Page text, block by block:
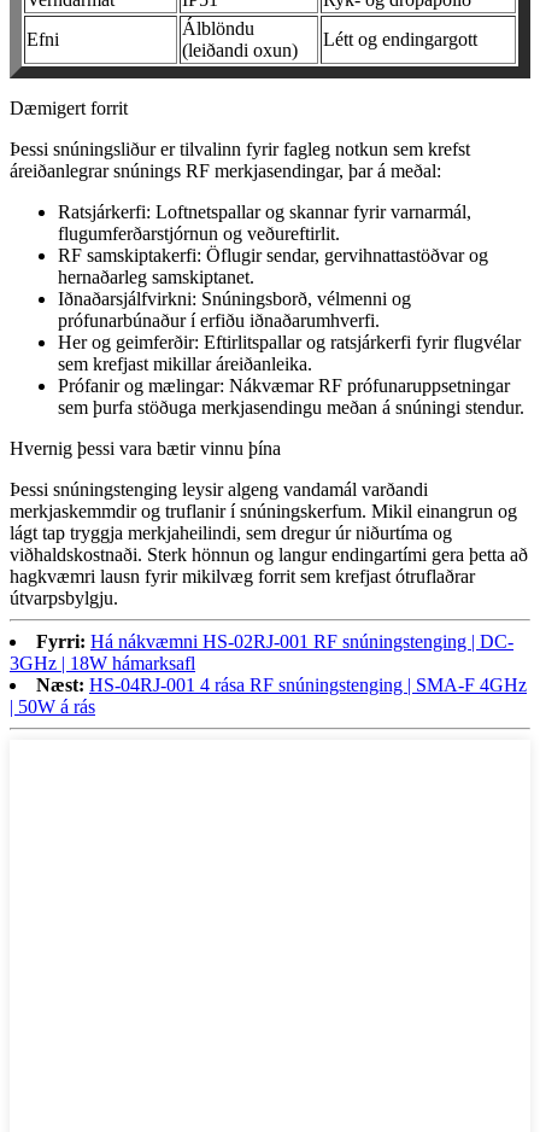
Efni
Álblöndu
(leiðandi oxun)
Létt og endingargott
Dæmigert forrit
Þessi snúningsliður er tilvalinn fyrir fagleg notkun sem krefst
áreiðanlegrar snúnings RF merkjasendingar, þar á meðal:
Ratsjárkerfi: Loftnetspallar og skannar fyrir varnarmál,
flugumferðarstjórnun og veðureftirlit.
RF samskiptakerfi: Öflugir sendar, gervihnattastöðvar og
hernaðarleg samskiptanet.
Iðnaðarsjálfvirkni: Snúningsborð, vélmenni og
prófunarbúnaður í erfiðu iðnaðarumhverfi.
Her og geimferðir: Eftirlitspallar og ratsjárkerfi fyrir flugvélar
sem krefjast mikillar áreiðanleika.
Prófanir og mælingar: Nákvæmar RF prófunaruppsetningar
sem þurfa stöðuga merkjasendingu meðan á snúningi stendur.
Hvernig þessi vara bætir vinnu þína
Þessi snúningstenging leysir algeng vandamál varðandi
merkjaskemmdir og truflanir í snúningskerfum. Mikil einangrun og
lágt tap tryggja merkjaheilindi, sem dregur úr niðurtíma og
viðhaldskostnaði. Sterk hönnun og langur endingartími gera þetta að
hagkvæmri lausn fyrir mikilvæg forrit sem krefjast ótruflaðrar
útvarpsbylgju.
Fyrri: Há nákvæmni HS-02RJ-001 RF snúningstenging | DC-
3GHz | 18W hámarksafl
Næst: HS-04RJ-001 4 rása RF snúningstenging | SMA-F 4GHz
| 50W á rás